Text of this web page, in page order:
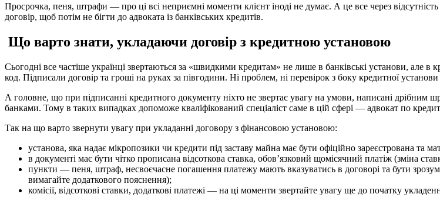
Просрочка, пеня, штрафи — про ці всі неприємні моменти клієнт іноді не думає. А це все через
договір, щоб потім не бігти до адвоката із банківських кредитів.
Що варто знати, укладаючи договір з кредитною установою
Сьогодні все частіше українці звертаються за «швидкими кредитам» не лише в банківські установи, але
код. Підписали договір та гроші на руках за півгодини. Ні проблем, ні перевірок з боку кредитної
А головне, що при підписанні кредитного документу ніхто не звертає увагу на умови, написані
банками. Тому в таких випадках допоможе кваліфікований спеціаліст саме в цій сфері — адвокат по
Так на що варто звернути увагу при укладанні договору з фінансовою установою:
установа, яка надає мікропозики чи кредити під заставу майна має бути офіційно зареєстрована та
в документі має бути чітко прописана відсоткова ставка, обов’язковий щомісячний платіж (зміна
пункти — пеня, штраф, несвоєчасне погашення платежу мають вказуватись в договорі та бути
вимагайте додаткового пояснення);
комісії, відсоткові ставки, додаткові платежі — на ці моменти звертайте увагу ще до початку